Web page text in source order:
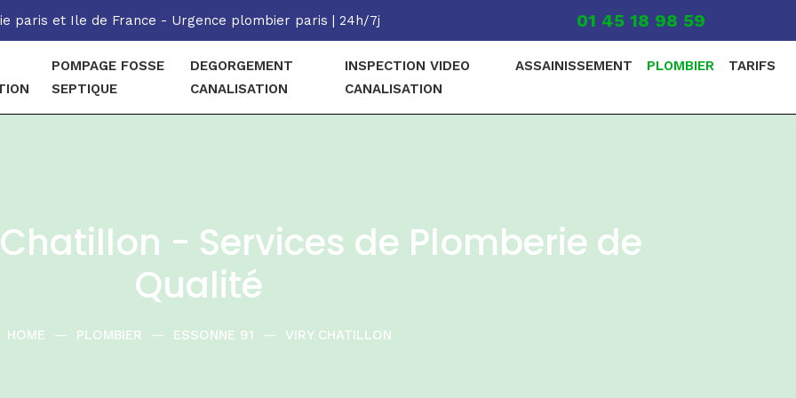
paris et Ile de France - Urgence plombier paris | 24h/7j 01 45 18 98 59
POMPAGE FOSSE
SEPTIQUE
DEGORGEMENT
CANALISATION
INSPECTION VIDEO
CANALISATION
ASSAINISSEMENT PLOMBIER TARIFS
- Services de Plomberie de
Qualité
HOME — PLOMBIER — ESSONNE 91 — VIRY CHATILLON